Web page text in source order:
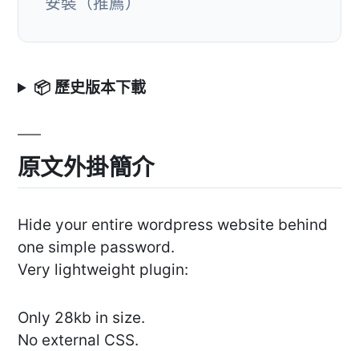
📦 歷史版本下載
原文外掛簡介
Hide your entire wordpress website behind
one simple password.
Very lightweight plugin:
Only 28kb in size.
No external CSS.